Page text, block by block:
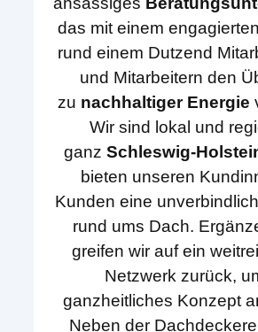
das mit einem
rund einem Dutzend
und Mitarbeitern den
zu nachhaltiger Energie
Wir sind lokal und
ganz Schleswig-
bieten unseren
Kunden eine
rund ums Dach.
greifen wir auf ein
Netzwerk zurück,
ganzheitliches Konzept
Neben der